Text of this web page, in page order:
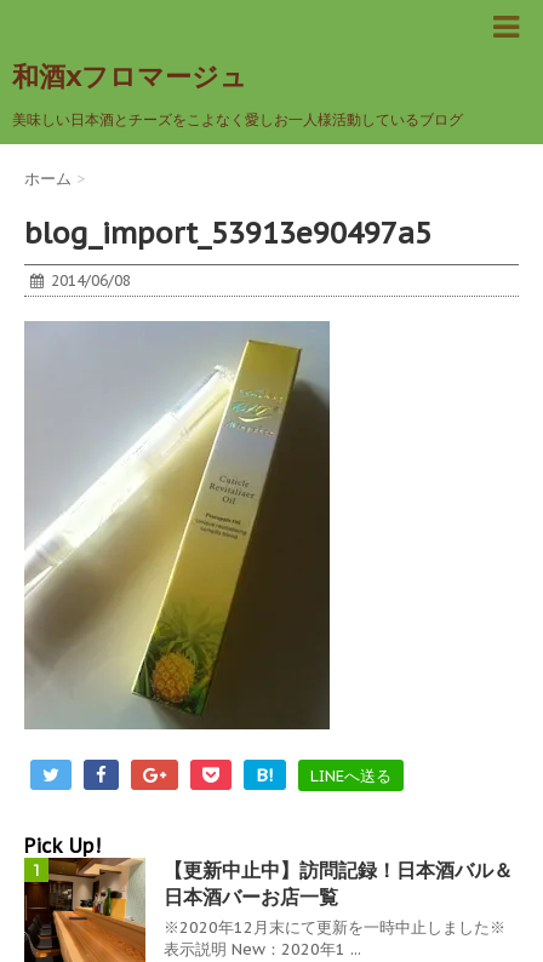
和酒xフロマージュ
美味しい日本酒とチーズをこよなく愛しお一人様活動しているブログ
ホーム >
blog_import_53913e90497a5
2014/06/08
B! LINEへ送る
Pick Up!
1
【更新中止中】訪問記録！日本酒バル＆
日本酒バーお店一覧
※2020年12月末にて更新を一時中止しました※
表示説明 New：2020年1 ...